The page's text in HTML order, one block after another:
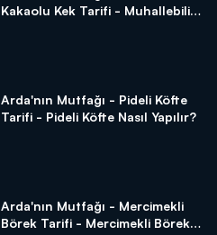
Kakaolu Kek Tarifi - Muhallebili
Arda'nın Mutfağı - Pideli Köfte
Tarifi - Pideli Köfte Nasıl Yapılır?
Arda'nın Mutfağı - Mercimekli
Börek Tarifi - Mercimekli Börek